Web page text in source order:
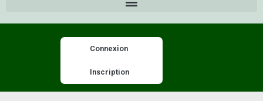
Connexion
Inscription